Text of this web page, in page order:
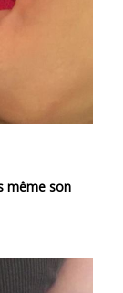
même son